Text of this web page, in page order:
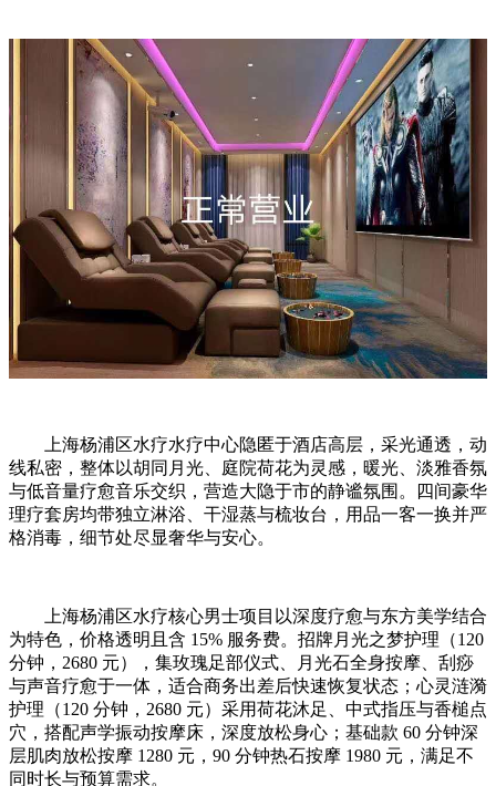
上海杨浦区水疗水疗中心隐匿于酒店高层，采光通透，动
线私密，整体以胡同月光、庭院荷花为灵感，暖光、淡雅香氛
与低音量疗愈音乐交织，营造大隐于市的静谧氛围。四间豪华
理疗套房均带独立淋浴、干湿蒸与梳妆台，用品一客一换并严
格消毒，细节处尽显奢华与安心。
上海杨浦区水疗核心男士项目以深度疗愈与东方美学结合
为特色，价格透明且含 15% 服务费。招牌月光之梦护理（120
分钟，2680 元），集玫瑰足部仪式、月光石全身按摩、刮痧
与声音疗愈于一体，适合商务出差后快速恢复状态；心灵涟漪
护理（120 分钟，2680 元）采用荷花沐足、中式指压与香槌点
穴，搭配声学振动按摩床，深度放松身心；基础款 60 分钟深
层肌肉放松按摩 1280 元，90 分钟热石按摩 1980 元，满足不
同时长与预算需求。